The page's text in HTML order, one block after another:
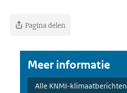
Pagina delen
Meer informatie
Alle KNMI-klimaatberichten